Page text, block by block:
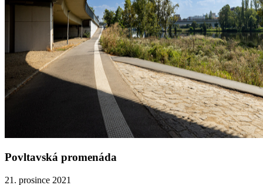
Povltavská promenáda
21. prosince 2021